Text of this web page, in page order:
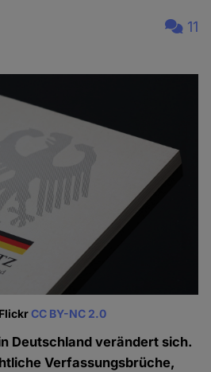
11
CC BY-NC 2.0
Deutschland verändert sich.
Verfassungsbrüche,